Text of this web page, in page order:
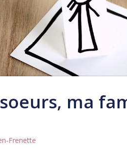
ma
Frenette